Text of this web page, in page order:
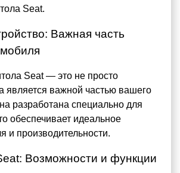
Seat.
Важная часть
Seat — это не просто
является важной частью вашего
разработана специально для
обеспечивает идеальное
и производительности.
Возможности и функции